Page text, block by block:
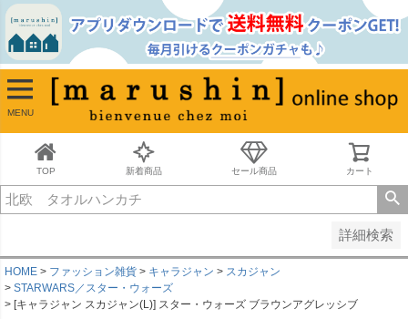
MENU
TOP 新着商品 セール商品 カート
詳細検索
並び順
新着順
古い順
価格が安い順
価格が高い順
キーワードヒット順
HOME ファッション雑貨 キャラジャン
スカジャン
STARWARS／スター・ウォーズ
[キャラジャン スカジャン(L)] スター・ウォーズ ブラウンアグレッシブ